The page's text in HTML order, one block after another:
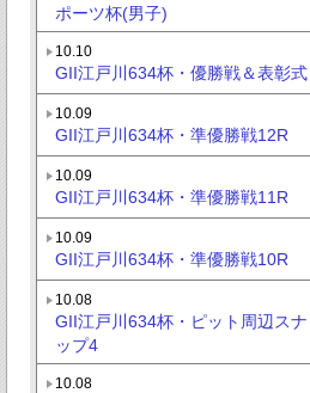
ポーツ杯(男子)
10.10
GII江戸川634杯・優勝戦＆表彰式
10.09
GII江戸川634杯・準優勝戦12R
10.09
GII江戸川634杯・準優勝戦11R
10.09
GII江戸川634杯・準優勝戦10R
10.08
GII江戸川634杯・ピット周辺スナ
ップ4
10.08